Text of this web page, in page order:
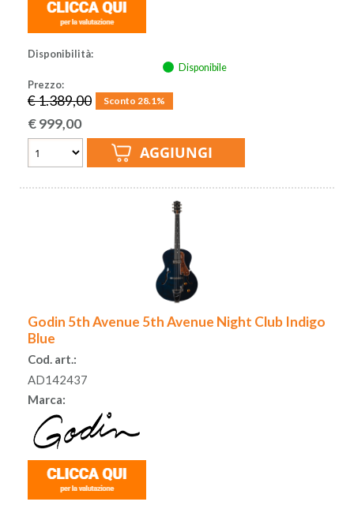
Disponibilità:
Disponibile
Prezzo:
€ 1.389,00 Sconto 28.1%
€999,00
Godin 5th Avenue 5th Avenue Night Club Indigo
Blue
Cod. art.:
AD142437
Marca: